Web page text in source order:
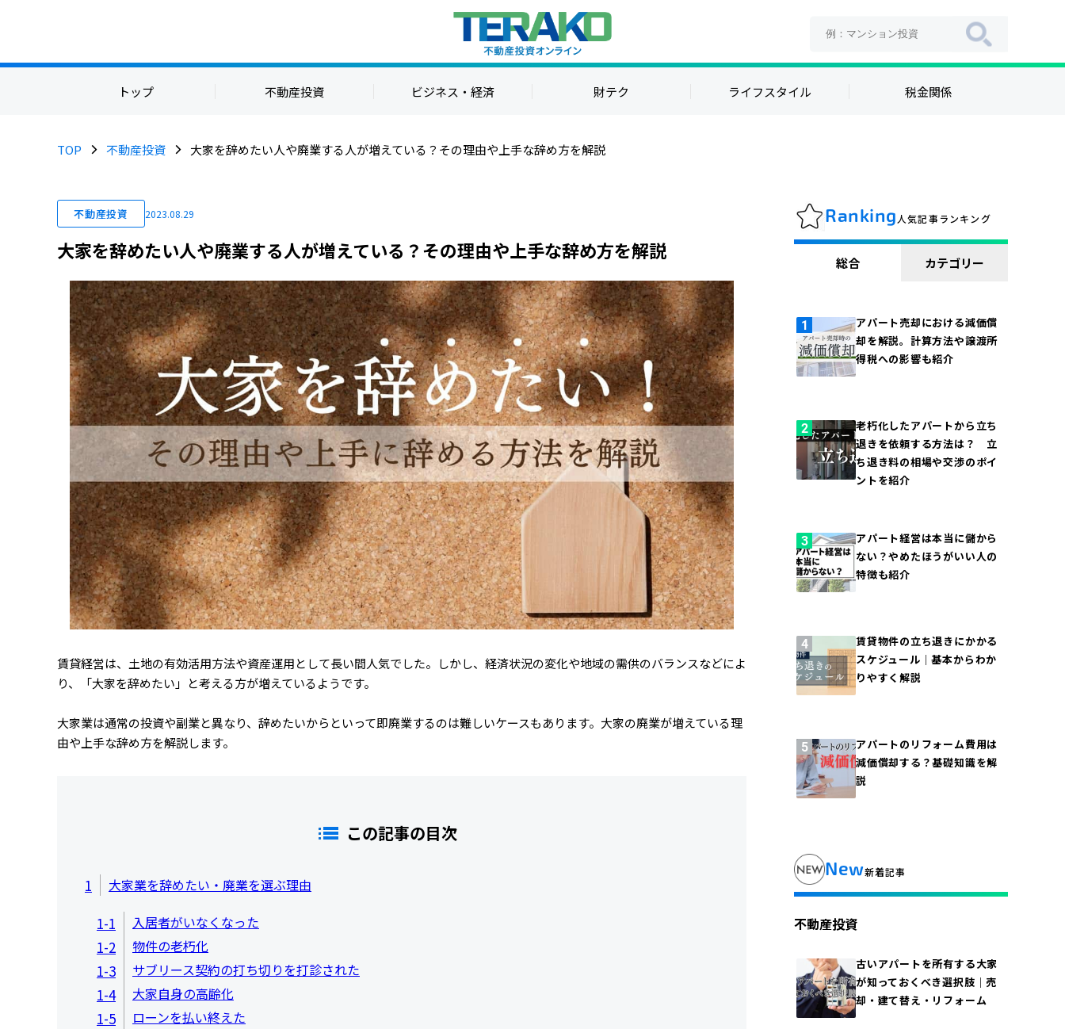
トップ 不動産投資 ビジネス・経済 財テク ライフスタイル 税金関係
TOP 不動産投資 大家を辞めたい人や廃業する人が増えている？その理由や上手な辞め方を解説
不動産投資 2023.08.29
大家を辞めたい人や廃業する人が増えている？その理由や上手な辞め方を解説
賃貸経営は、土地の有効活用方法や資産運用として長い間人気でした。しかし、経済状況の変化や地域の需供のバランスなどによ
り、「大家を辞めたい」と考える方が増えているようです。
大家業は通常の投資や副業と異なり、辞めたいからといって即廃業するのは難しいケースもあります。大家の廃業が増えている理
由や上手な辞め方を解説します。
この記事の目次
1 大家業を辞めたい・廃業を選ぶ理由
1-1 入居者がいなくなった
1-2 物件の老朽化
1-3 サブリース契約の打ち切りを打診された
1-4 大家自身の高齢化
1-5 ローンを払い終えた
Ranking 人気記事ランキング
総合 カテゴリー
アパート売却における減価償
却を解説。計算方法や譲渡所
得税への影響も紹介
老朽化したアパートから立ち
退きを依頼する方法は？ 立
ち退き料の相場や交渉のポイ
ントを紹介
アパート経営は本当に儲から
ない？やめたほうがいい人の
特徴も紹介
賃貸物件の立ち退きにかかる
スケジュール｜基本からわか
りやすく解説
アパートのリフォーム費用は
減価償却する？基礎知識を解
説
New新着記事
不動産投資
古いアパートを所有する大家
が知っておくべき選択肢｜売
却・建て替え・リフォーム